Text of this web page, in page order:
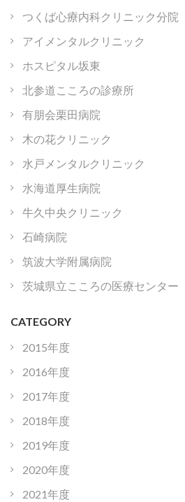
つくば心療内科クリニック分院
アイメンタルクリニック
ホスピタル坂東
北参道こころの診療所
有朋会栗田病院
木の花クリニック
水戸メンタルクリニック
水海道厚生病院
牛久中央クリニック
石崎病院
筑波大学附属病院
茨城県立こころの医療センター
CATEGORY
2015年度
2016年度
2017年度
2018年度
2019年度
2020年度
2021年度